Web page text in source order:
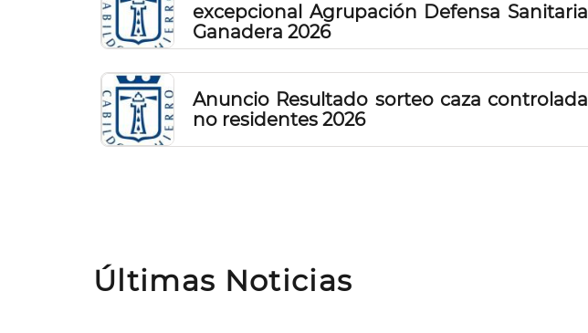
excepcional Agrupación Defensa Sanitaria
Ganadera 2026
Anuncio Resultado sorteo caza controlada
no residentes 2026
Últimas Noticias